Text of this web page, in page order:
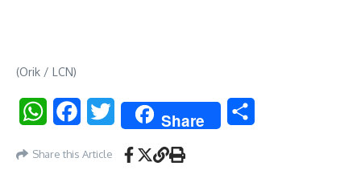
(Orik / LCN)
WhatsAppFacebookTwitter Share
Share this Article